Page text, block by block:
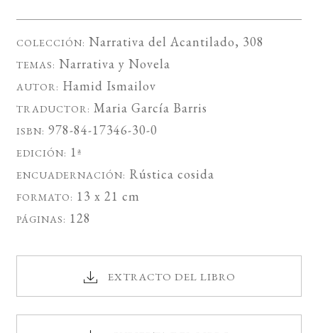
COLECCIÓN: Narrativa del Acantilado, 308
TEMAS: Narrativa y Novela
AUTOR: Hamid Ismailov
TRADUCTOR: Maria García Barris
ISBN: 978-84-17346-30-0
EDICIÓN: 1ª
ENCUADERNACIÓN: Rústica cosida
FORMATO: 13 x 21 cm
PÁGINAS: 128
EXTRACTO DEL LIBRO